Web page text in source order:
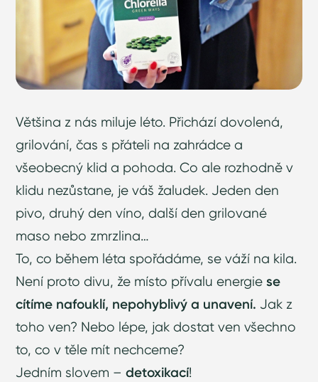
Většina z nás miluje léto. Přichází dovolená,
grilování, čas s přáteli na zahrádce a
všeobecný klid a pohoda. Co ale rozhodně v
klidu nezůstane, je váš žaludek. Jeden den
pivo, druhý den víno, další den grilované
maso nebo zmrzlina…
To, co během léta spořádáme, se váží na kila.
Není proto divu, že místo přívalu energiese
cítíme nafouklí, nepohyblivý a unavení. Jak z
toho ven? Nebo lépe, jak dostat ven všechno
to, co v těle mít nechceme?
Jedním slovem –detoxikací!